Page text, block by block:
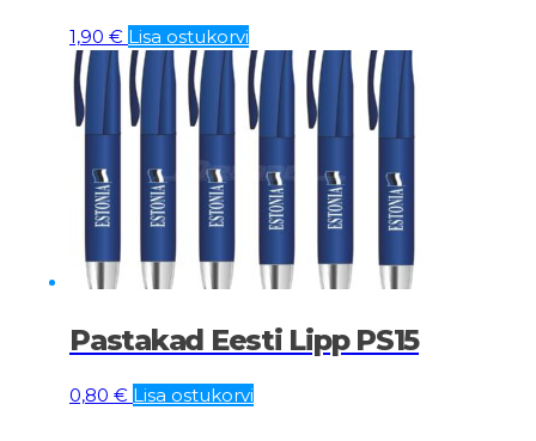
1,90 € Lisa ostukorvi
Pastakad Eesti Lipp PS15
0,80 € Lisa ostukorvi